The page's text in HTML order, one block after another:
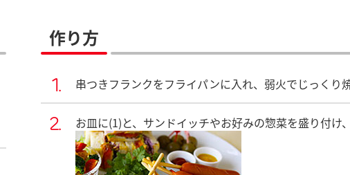
作り方
串つきフランクをフライパンに入れ、弱火でじっくり焼
お皿に(1)と、サンドイッチやお好みの惣菜を盛り付け